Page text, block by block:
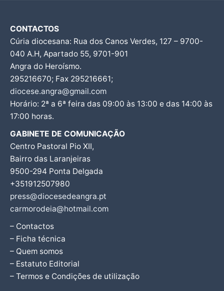
CONTACTOS
Cúria diocesana: Rua dos Canos Verdes, 127 – 9700-
040 A.H, Apartado 55, 9701-901
Angra do Heroísmo.
295216670; Fax 295216661;
diocese.angra@gmail.com
Horário: 2ª a 6ª feira das 09:00 às 13:00 e das 14:00 às
17:00 horas.
GABINETE DE COMUNICAÇÃO
Centro Pastoral Pio XII,
Bairro das Laranjeiras
9500-294 Ponta Delgada
+351912507980
press@diocesedeangra.pt
carmorodeia@hotmail.com
– Contactos
– Ficha técnica
– Quem somos
– Estatuto Editorial
– Termos e Condições de utilização